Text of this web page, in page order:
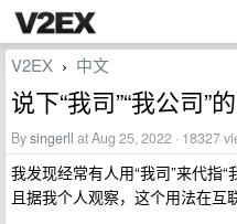
V2EX › 中文
说下“我司”“我公司”
Bysingerll at Aug 25, 2022 · 18327
我发现经常有人用“我司”来代指“
且据我个人观察，这个用法在互